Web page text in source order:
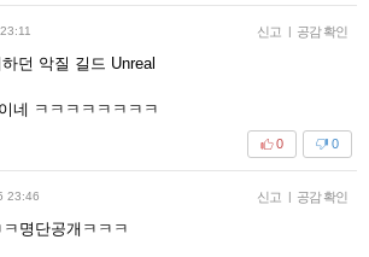
신고 | 공감 확인
던 악질 길드 Unreal
네 ㅋㅋㅋㅋㅋㅋㅋㅋ
0
0
23:46 신고 | 공감 확인
명단공개ㅋㅋㅋ